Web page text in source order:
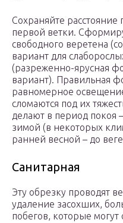
Сохраняйте
первой ветки.
свободного веретена
вариант для
(разреженно-ярусная
вариант). Правильная
равномерное
сломаются под их
делают в период покоя
зимой (в некоторых
ранней весной – до
Санитарная
Эту обрезку проводят
удаление засохших,
побегов, которые